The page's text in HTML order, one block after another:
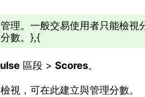
理。一般交易使用者只能檢視
數。},{
區段 > Scores。
視，可在此建立與管理分數。